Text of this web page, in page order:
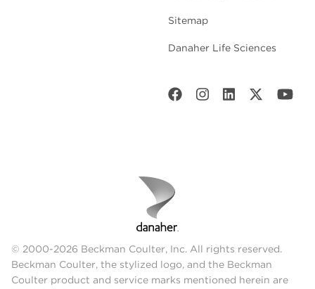
Sitemap
Danaher Life Sciences
© 2000-2026 Beckman Coulter, Inc. All rights reserved.
Beckman Coulter, the stylized logo, and the Beckman
Coulter product and service marks mentioned herein are